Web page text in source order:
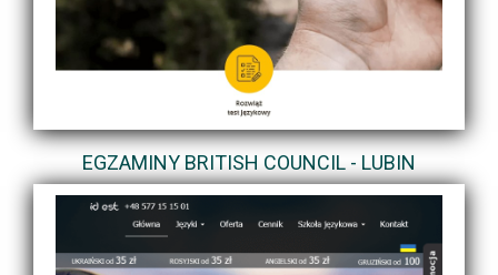
EGZAMINY BRITISH COUNCIL - LUBIN